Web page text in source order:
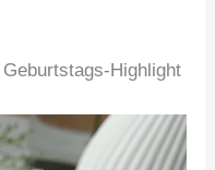
Highlight